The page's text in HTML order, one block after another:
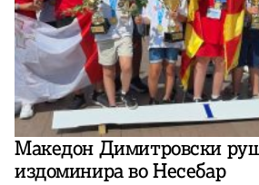
Македон Димитровски
издоминира во Несебар